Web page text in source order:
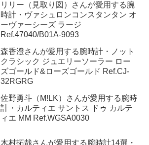
リリー（見取り図）さんが愛用する腕
時計・ヴァシュロンコンスタンタン オ
ーヴァーシーズ ラージ
Ref.47040/B01A-9093
森香澄さんが愛用する腕時計・ノット
クラシック ジュエリーソーラー ロー
ズゴールド&ローズゴールド Ref.CJ-
32RGRG
佐野勇斗（M!LK）さんが愛用する腕時
計・カルティエ サントス ドゥ カルテ
ィエ MM Ref.WGSA0030
木村拓哉さんが愛用する腕時計14選・